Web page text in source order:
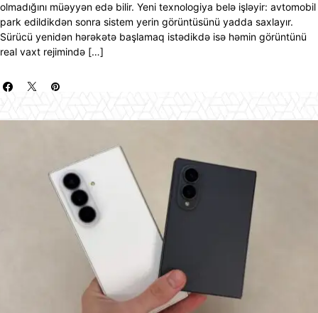
olmadığını müəyyən edə bilir. Yeni texnologiya belə işləyir: avtomobil
park edildikdən sonra sistem yerin görüntüsünü yadda saxlayır.
Sürücü yenidən hərəkətə başlamaq istədikdə isə həmin görüntünü
real vaxt rejimində […]